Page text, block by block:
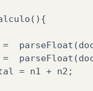
=
=
= n1 + n2;